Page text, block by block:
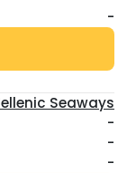
-
Seaways
-
-
-